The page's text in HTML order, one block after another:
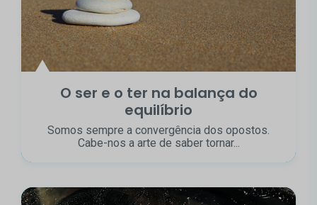
O ser e o ter na balança do
equilíbrio
Somos sempre a convergência dos opostos.
Cabe-nos a arte de saber tornar...